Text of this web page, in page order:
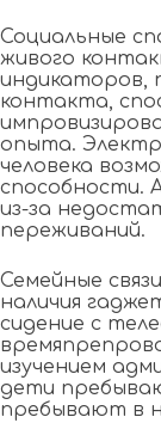
Социальные
живого
индикаторов,
контакта,
опыта.
человека
способности.
из-за
переживаний.
Семейные
наличия
сидение с
изучением
дети
пребывают в